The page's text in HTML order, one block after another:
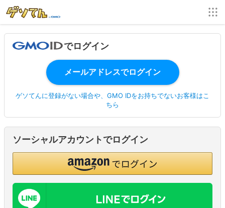
でログイン
ゲソてんに登録がない場合や、GMO IDをお持ちでないお客様はこ
ちら
ソーシャルアカウントでログイン